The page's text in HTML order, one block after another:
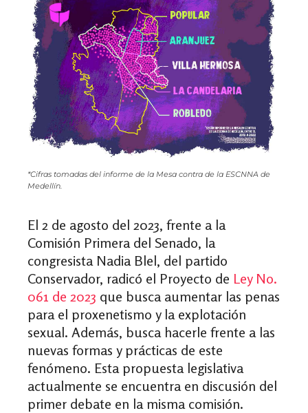
*Cifras tomadas del informe de la Mesa contra de la ESCNNA de
Medellín.
El 2 de agosto del 2023, frente a la
Comisión Primera del Senado, la
congresista Nadia Blel, del partido
Conservador, radicó el Proyecto de Ley No.
061 de 2023 que busca aumentar las penas
para el proxenetismo y la explotación
sexual. Además, busca hacerle frente a las
nuevas formas y prácticas de este
fenómeno. Esta propuesta legislativa
actualmente se encuentra en discusión del
primer debate en la misma comisión.